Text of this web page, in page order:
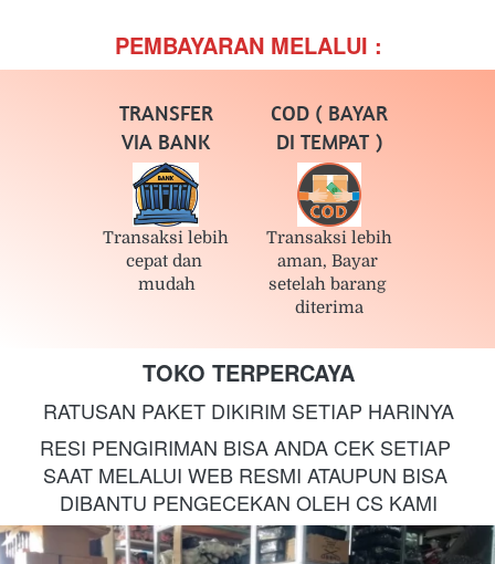
PEMBAYARAN MELALUI :
TRANSFER
VIA BANK
Transaksi lebih
cepat dan
mudah
COD ( BAYAR
DI TEMPAT )
Transaksi lebih
aman, Bayar
setelah barang
diterima
TOKO TERPERCAYA
RATUSAN PAKET DIKIRIM SETIAP HARINYA
RESI PENGIRIMAN BISA ANDA CEK SETIAP
SAAT MELALUI WEB RESMI ATAUPUN BISA
DIBANTU PENGECEKAN OLEH CS KAMI